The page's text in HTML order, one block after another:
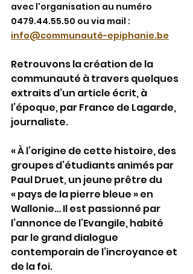
avec l'organisation au numéro
0479.44.55.50 ou via mail :
info@communauté-epiphanie.be
Retrouvons la création de la
communauté à travers quelques
extraits d’un article écrit, à
l’époque, par France de Lagarde,
journaliste.
« À l’origine de cette histoire, des
groupes d’étudiants animés par
Paul Druet, un jeune prêtre du
« pays de la pierre bleue » en
Wallonie… Il est passionné par
l’annonce de l’Evangile, habité
par le grand dialogue
contemporain de l’incroyance et
de la foi.